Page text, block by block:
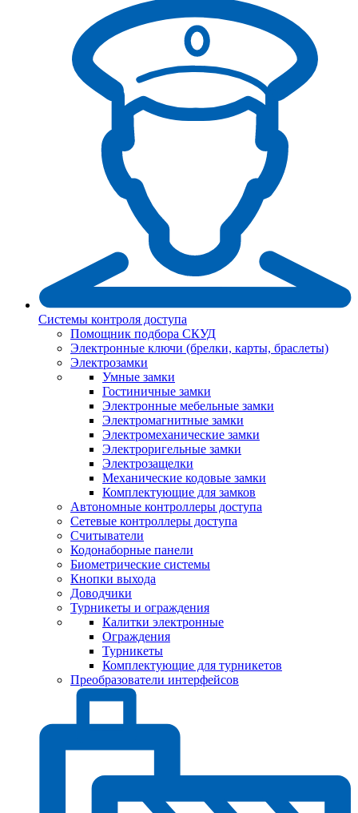
Системы контроля доступа
Помощник подбора СКУД
Электронные ключи (брелки, карты, браслеты)
Электрозамки
Умные замки
Гостиничные замки
Электронные мебельные замки
Электромагнитные замки
Электромеханические замки
Электроригельные замки
Электрозащелки
Механические кодовые замки
Комплектующие для замков
Автономные контроллеры доступа
Сетевые контроллеры доступа
Считыватели
Кодонаборные панели
Биометрические системы
Кнопки выхода
Доводчики
Турникеты и ограждения
Калитки электронные
Ограждения
Турникеты
Комплектующие для турникетов
Преобразователи интерфейсов